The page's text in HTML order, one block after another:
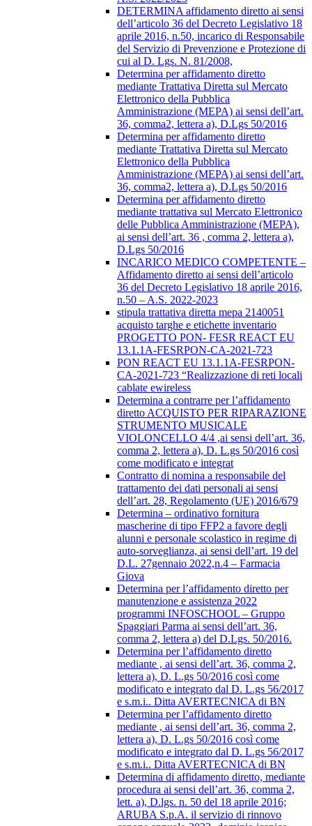
DETERMINA affidamento diretto ai sensi
dell’articolo 36 del Decreto Legislativo 18
aprile 2016, n.50, incarico di Responsabile
del Servizio di Prevenzione e Protezione di
cui al D. Lgs. N. 81/2008,
Determina per affidamento diretto
mediante Trattativa Diretta sul Mercato
Elettronico della Pubblica
Amministrazione (MEPA) ai sensi dell’art.
36, comma2, lettera a), D.Lgs 50/2016
Determina per affidamento diretto
mediante Trattativa Diretta sul Mercato
Elettronico della Pubblica
Amministrazione (MEPA) ai sensi dell’art.
36, comma2, lettera a), D.Lgs 50/2016
Determina per affidamento diretto
mediante trattativa sul Mercato Elettronico
delle Pubblica Amministrazione (MEPA),
ai sensi dell’art. 36 , comma 2, lettera a),
D.Lgs 50/2016
INCARICO MEDICO COMPETENTE –
Affidamento diretto ai sensi dell’articolo
36 del Decreto Legislativo 18 aprile 2016,
n.50 – A.S. 2022-2023
stipula trattativa diretta mepa 2140051
acquisto targhe e etichette inventario
PROGETTO PON- FESR REACT EU
13.1.1A-FESRPON-CA-2021-723
PON REACT EU 13.1.1A-FESRPON-
CA-2021-723 “Realizzazione di reti locali
cablate ewireless
Determina a contrarre per l’affidamento
diretto ACQUISTO PER RIPARAZIONE
STRUMENTO MUSICALE
VIOLONCELLO 4/4 ,ai sensi dell’art. 36,
comma 2, lettera a), D. L.gs 50/2016 così
come modificato e integrat
Contratto di nomina a responsabile del
trattamento dei dati personali ai sensi
dell’art. 28, Regolamento (UE) 2016/679
Determina – ordinativo fornitura
mascherine di tipo FFP2 a favore degli
alunni e personale scolastico in regime di
auto-sorveglianza, ai sensi dell’art. 19 del
D.L. 27gennaio 2022,n.4 – Farmacia
Giova
Determina per l’affidamento diretto per
manutenzione e assistenza 2022
programmi INFOSCHOOL – Gruppo
Spaggiari Parma ai sensi dell’art. 36,
comma 2, lettera a) del D.Lgs. 50/2016.
Determina per l’affidamento diretto
mediante , ai sensi dell’art. 36, comma 2,
lettera a), D. L.gs 50/2016 così come
modificato e integrato dal D. L.gs 56/2017
e s.m.i.. Ditta AVERTECNICA di BN
Determina per l’affidamento diretto
mediante , ai sensi dell’art. 36, comma 2,
lettera a), D. L.gs 50/2016 così come
modificato e integrato dal D. L.gs 56/2017
e s.m.i.. Ditta AVERTECNICA di BN
Determina di affidamento diretto, mediante
procedura ai sensi dell’art. 36, comma 2,
lett. a), D.lgs. n. 50 del 18 aprile 2016;
ARUBA S.p.A. il servizio di rinnovo